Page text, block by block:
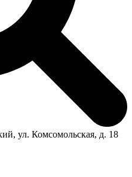
ул. Комсомольская, д. 18